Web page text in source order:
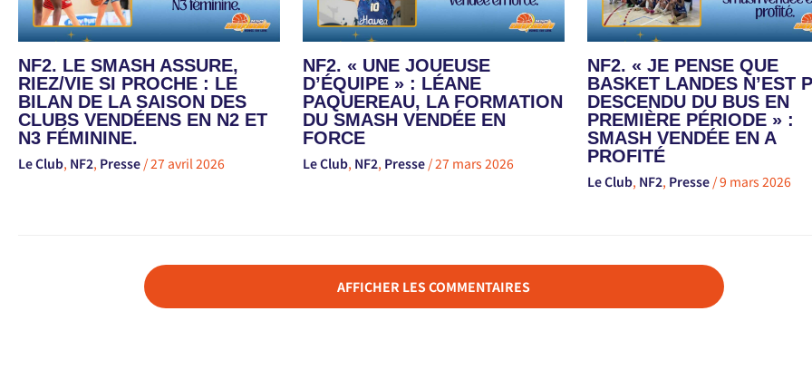
NF2. LE SMASH ASSURE,
RIEZ/VIE SI PROCHE : LE
BILAN DE LA SAISON DES
CLUBS VENDÉENS EN N2 ET
N3 FÉMININE.
Le Club, NF2, Presse /27 avril 2026
NF2. « UNE JOUEUSE
D’ÉQUIPE » : LÉANE
PAQUEREAU, LA FORMATION
DU SMASH VENDÉE EN
FORCE
Le Club, NF2, Presse /27 mars 2026
NF2. « JE PENSE QUE
BASKET LANDES N’EST
DESCENDU DU BUS EN
PREMIÈRE PÉRIODE » :
SMASH VENDÉE EN A
PROFITÉ
Le Club, NF2, Presse /9 mars 2026
AFFICHER LES COMMENTAIRES